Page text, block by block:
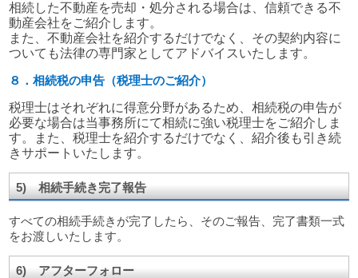
相続した不動産を売却・処分される場合は、信頼できる不
動産会社をご紹介します。
また、不動産会社を紹介するだけでなく、その契約内容に
ついても法律の専門家としてアドバイスいたします。
８．相続税の申告（税理士のご紹介）
税理士はそれぞれに得意分野があるため、相続税の申告が
必要な場合は当事務所にて相続に強い税理士をご紹介しま
す。また、税理士を紹介するだけでなく、紹介後も引き続
きサポートいたします。
5) 相続手続き完了報告
すべての相続手続きが完了したら、そのご報告、完了書類一式
をお渡しいたします。
6) アフターフォロー